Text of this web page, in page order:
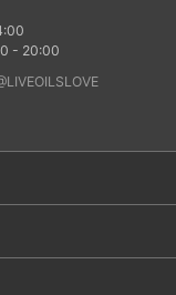
- 20:00